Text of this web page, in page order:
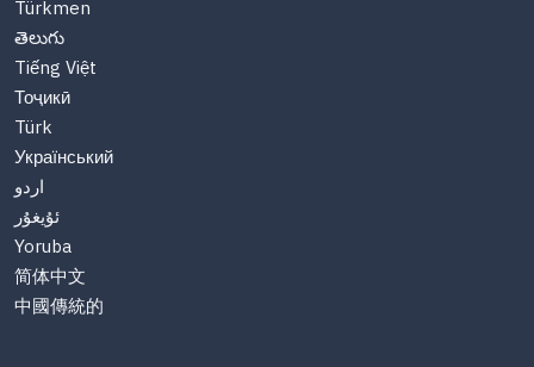
Türkmen
తెలుగు
Tiếng Việt
Тоҷикӣ
Türk
Український
اردو
ئۇيغۇر
Yoruba
简体中文
中國傳統的